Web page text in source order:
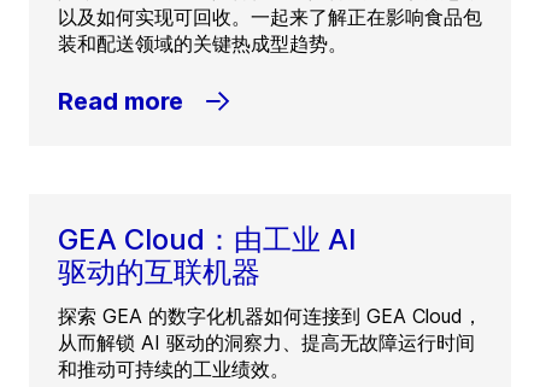
以及如何实现可回收。一起来了解正在影响食品包
装和配送领域的关键热成型趋势。
Read more
GEA Cloud：由工业 AI
驱动的互联机器
探索 GEA 的数字化机器如何连接到 GEA Cloud，
从而解锁 AI 驱动的洞察力、提高无故障运行时间
和推动可持续的工业绩效。